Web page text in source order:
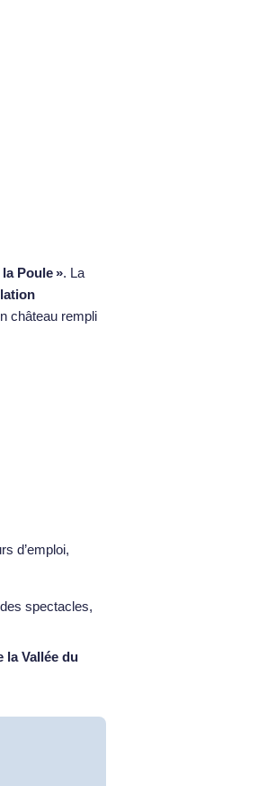
la Poule ». La
château rempli
d’emploi,
spectacles,
la Vallée du